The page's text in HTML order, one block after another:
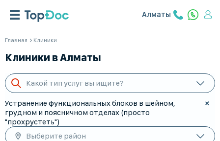
Алматы
Главная Клиники
Клиники в Алматы
Какой тип услуг вы ищите?
Устранение функциональных блоков в шейном,
грудном и поясничном отделах (просто
"прохрустеть")
Выберите район